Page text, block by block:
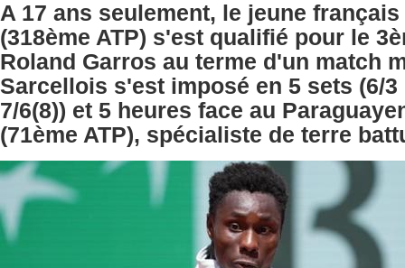
A 17 ans seulement, le jeune
(318ème ATP) s'est qualifié pour le
Roland Garros au terme d'un match
Sarcellois s'est imposé en 5 sets (6/3
7/6(8)) et 5 heures face au
(71ème ATP), spécialiste de terre